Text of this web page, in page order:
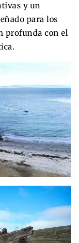
y un
para los
profunda con el